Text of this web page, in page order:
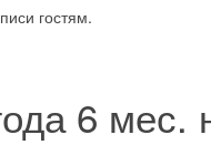
гостям.
6 мес.